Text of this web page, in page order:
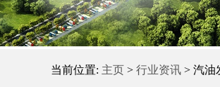
当前位置: 主页 > 行业资讯 > 汽油